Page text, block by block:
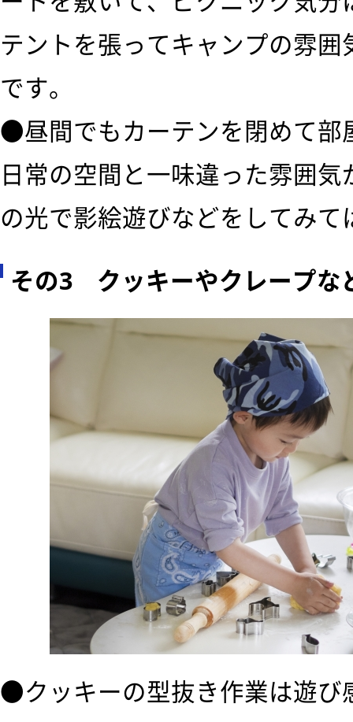
テントを張ってキャンプの雰
です。
●昼間でもカーテンを閉めて部
日常の空間と一味違った雰囲
の光で影絵遊びなどをしてみ
その3 クッキーやクレープな
●クッキーの型抜き作業は遊び